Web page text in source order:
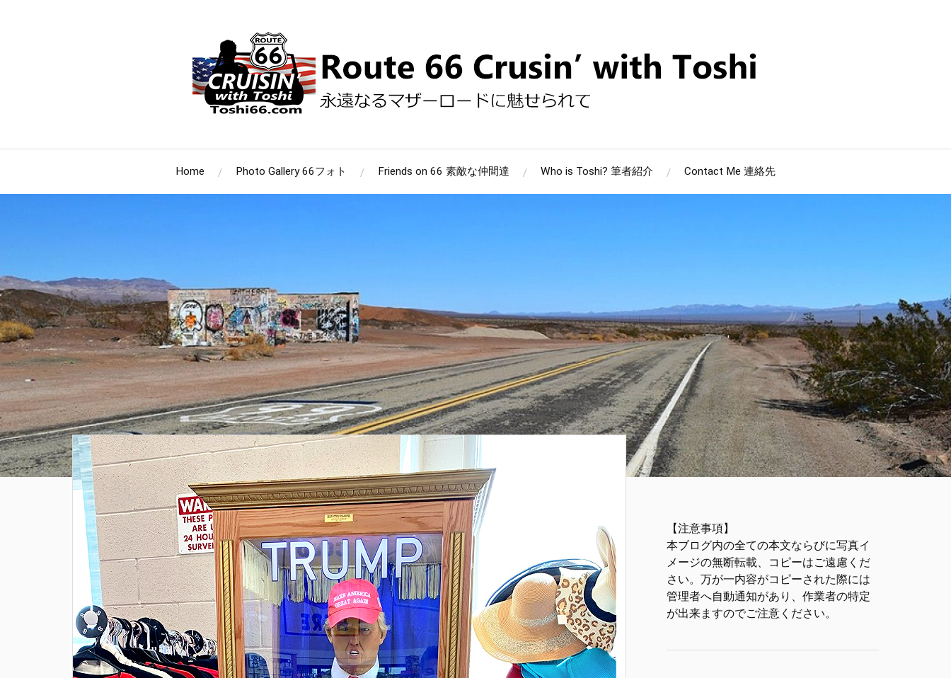
Home Photo Gallery 66フォト Friends on 66 素敵な仲間達 Who is Toshi? 筆者紹介 Contact Me 連絡先
【注意事項】
本ブログ内の全ての本文ならびに写真イ
メージの無断転載、コピーはご遠慮くだ
さい。万が一内容がコピーされた際には
管理者へ自動通知があり、作業者の特定
が出来ますのでご注意ください。